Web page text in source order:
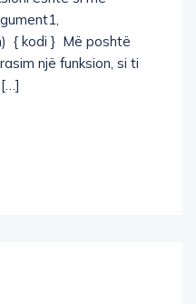
{ kodi } Më poshtë
një funksion, si ti